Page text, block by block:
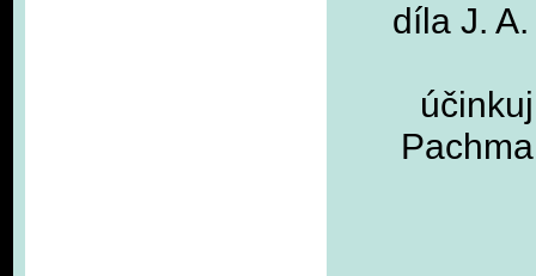
díla J.